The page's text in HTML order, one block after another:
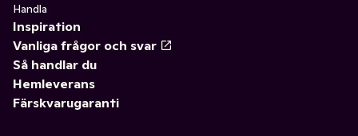
Handla
Inspiration
Vanliga frågor och svar
Så handlar du
Hemleverans
Färskvarugaranti